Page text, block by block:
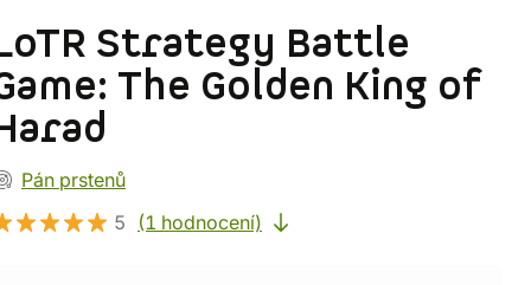
Strategy Battle
The Golden King of
Pán prstenů
5
(1 hodnocení)